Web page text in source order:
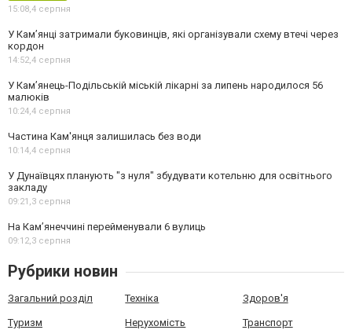
15:08,4 серпня
У Кам’янці затримали буковинців, які організували схему втечі через
кордон
14:52,4 серпня
У Кам’янець-Подільській міській лікарні за липень народилося 56
малюків
10:24,4 серпня
Частина Кам'янця залишилась без води
10:14,4 серпня
У Дунаївцях планують "з нуля" збудувати котельню для освітнього
закладу
09:21,3 серпня
На Камʼянеччині перейменували 6 вулиць
09:12,3 серпня
Рубрики новин
Загальний розділ Техніка Здоров'я
Туризм Нерухомість Транспорт